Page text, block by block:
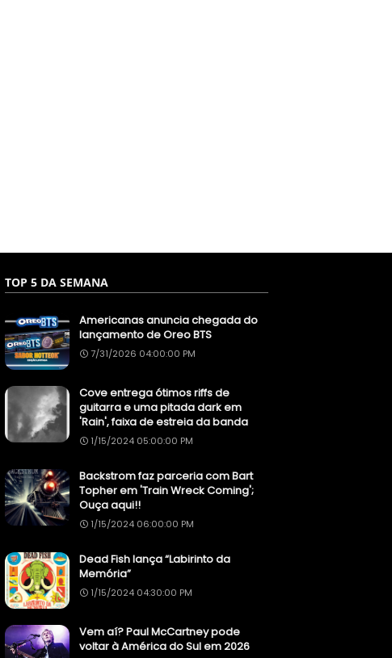
TOP 5 DA SEMANA
Americanas anuncia chegada do
lançamento de Oreo BTS
7/31/2026 04:00:00 PM
Cove entrega ótimos riffs de
guitarra e uma pitada dark em
'Rain', faixa de estreia da banda
1/15/2024 05:00:00 PM
Backstrom faz parceria com Bart
Topher em 'Train Wreck Coming';
Ouça aqui!!
1/15/2024 06:00:00 PM
Dead Fish lança “Labirinto da
Memória”
1/15/2024 04:30:00 PM
Vem aí? Paul McCartney pode
voltar à América do Sul em 2026